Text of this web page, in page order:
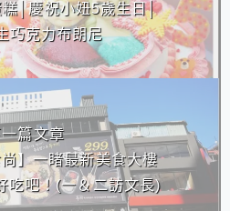
│慶祝小妞5歲生日│
巧克力布朗尼
篇文章
】一睹最新美食大樓
吃吧！(一＆二訪文長)